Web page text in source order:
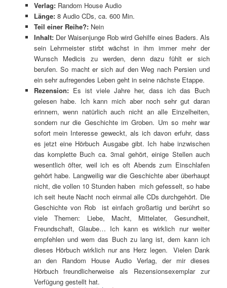
Verlag: Random House Audio
Länge:8 Audio CDs, ca. 600 Min.
Teil einer Reihe?: Nein
Inhalt:Der Waisenjunge Rob wird Gehilfe eines Baders. Als
sein Lehrmeister stirbt wächst in ihm immer mehr der
Wunsch Medicis zu werden, denn dazu fühlt er sich
berufen. So macht er sich auf den Weg nach Persien und
ein sehr aufregendes Leben geht in seine nächste Etappe.
Rezension: Es ist viele Jahre her, dass ich das Buch
gelesen habe. Ich kann mich aber noch sehr gut daran
erinnern, wenn natürlich auch nicht an alle Einzelheiten,
sondern nur die Geschichte im Groben. Um so mehr war
sofort mein Interesse geweckt, als ich davon erfuhr, dass
es jetzt eine Hörbuch Ausgabe gibt. Ich habe inzwischen
das komplette Buch ca. 3mal gehört, einige Stellen auch
wesentlich öfter, weil ich es oft Abends zum Einschlafen
gehört habe. Langweilig war die Geschichte aber überhaupt
nicht, die vollen 10 Stunden haben mich gefesselt, so habe
ich seit heute Nacht noch einmal alle CDs durchgehört. Die
Geschichte von Rob ist einfach großartig und berührt so
viele Themen: Liebe, Macht, Mittelater, Gesundheit,
Freundschaft, Glaube… Ich kann es wirklich nur weiter
empfehlen und wem das Buch zu lang ist, dem kann ich
dieses Hörbuch wirklich nur ans Herz legen. Vielen Dank
an den Random House Audio Verlag, der mir dieses
Hörbuch freundlicherweise als Rezensionsexemplar zur
Verfügung gestellt hat.